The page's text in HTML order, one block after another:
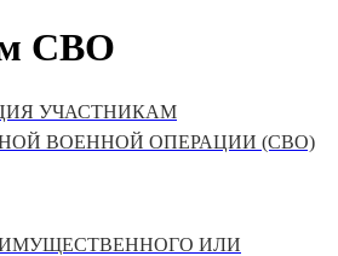
СВО
УЧАСТНИКАМ
ВОЕННОЙ ОПЕРАЦИИ (СВО)
ИЛИ